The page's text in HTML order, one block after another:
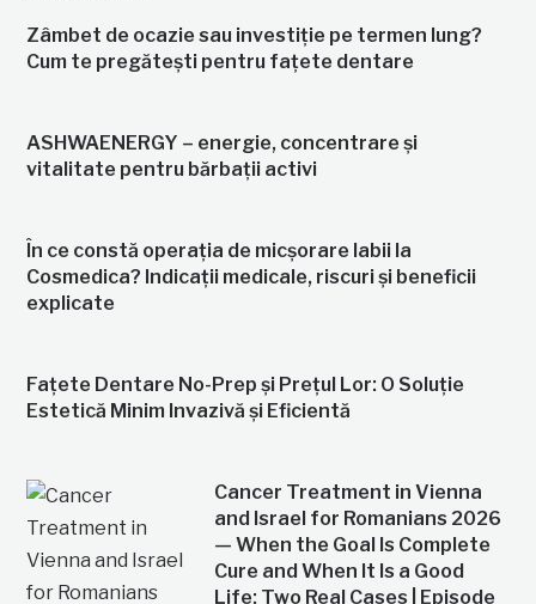
Zâmbet de ocazie sau investiție pe termen lung?
Cum te pregătești pentru fațete dentare
ASHWAENERGY – energie, concentrare și
vitalitate pentru bărbații activi
În ce constă operația de micșorare labii la
Cosmedica? Indicații medicale, riscuri și beneficii
explicate
Fațete Dentare No-Prep și Prețul Lor: O Soluție
Estetică Minim Invazivă și Eficientă
Cancer Treatment in Vienna
and Israel for Romanians 2026
— When the Goal Is Complete
Cure and When It Is a Good
Life: Two Real Cases | Episode